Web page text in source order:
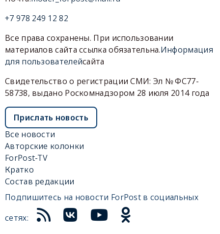
+7 978 249 12 82
Все права сохранены. При использовании
материалов сайта ссылка обязательна.Информация
для пользователейсайта
Свидетельство о регистрации СМИ: Эл № ФС77-
58738, выдано Роскомнадзором 28 июля 2014 года
Прислать новость
Все новости
Авторские колонки
ForPost-TV
Кратко
Состав редакции
Подпишитесь на новости ForPost в социальных
сетях: